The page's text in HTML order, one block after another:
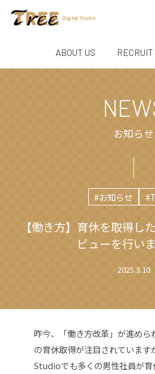
ABOUT US RECRUIT
お知らせ
#お知らせ
【働き方】育休を取得し
ビューを行い
2025.3.10
昨今、「働き方改革」が進めら
の育休取得が注目されています
Studioでも多くの男性社員が育